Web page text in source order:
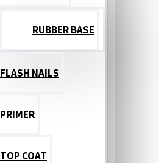
RUBBER BASE
FLASH NAILS
PRIMER
TOP COAT